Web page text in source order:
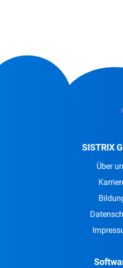
SISTRIX
Über